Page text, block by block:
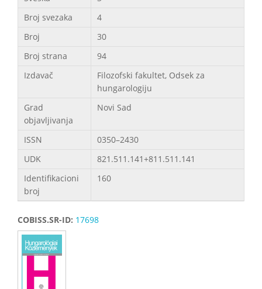
Broj svezaka
4
Broj
30
Broj strana
94
Izdavač
Filozofski fakultet, Odsek za
hungarologiju
Grad
objavljivanja
Novi Sad
ISSN
0350–2430
UDK
821.511.141+811.511.141
Identifikacioni
broj
160
COBISS.SR-ID: 17698